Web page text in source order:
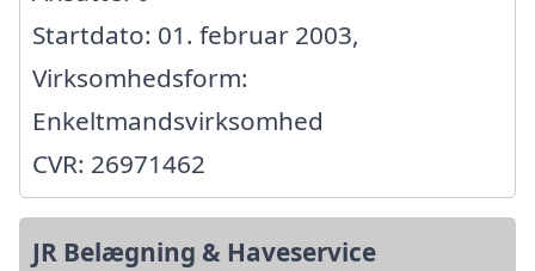
Startdato: 01. februar 2003,
Virksomhedsform:
Enkeltmandsvirksomhed
CVR: 26971462
JR Belægning & Haveservice